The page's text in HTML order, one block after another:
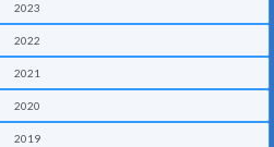
2023
2022
2021
2020
2019